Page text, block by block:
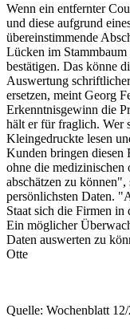
Wenn ein entfernter
und diese aufgrund
übereinstimmende
Lücken im Stammbaum
bestätigen. Das könne
Auswertung
ersetzen, meint Georg
Erkenntnisgewinn die
hält er für fraglich. Wer
Kleingedruckte lesen
Kunden bringen diesen
ohne die
abschätzen zu
persönlichsten Daten.
Staat sich die Firmen in
Ein möglicher
Daten auswerten zu
Otte
Quelle: Wochenblatt